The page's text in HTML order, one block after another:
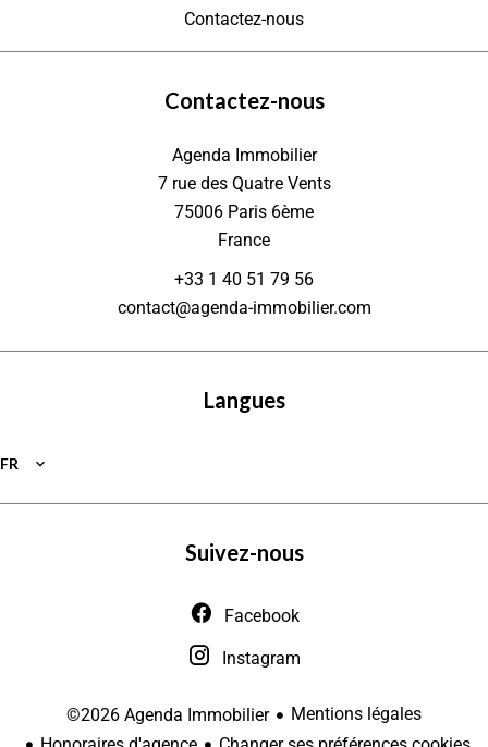
Contactez-nous
Contactez-nous
Agenda Immobilier
7 rue des Quatre Vents
75006 Paris 6ème
France
+33 1 40 51 79 56
contact@agenda-immobilier.com
Langues
FR
Suivez-nous
Facebook
Instagram
©2026 Agenda Immobilier
Mentions légales